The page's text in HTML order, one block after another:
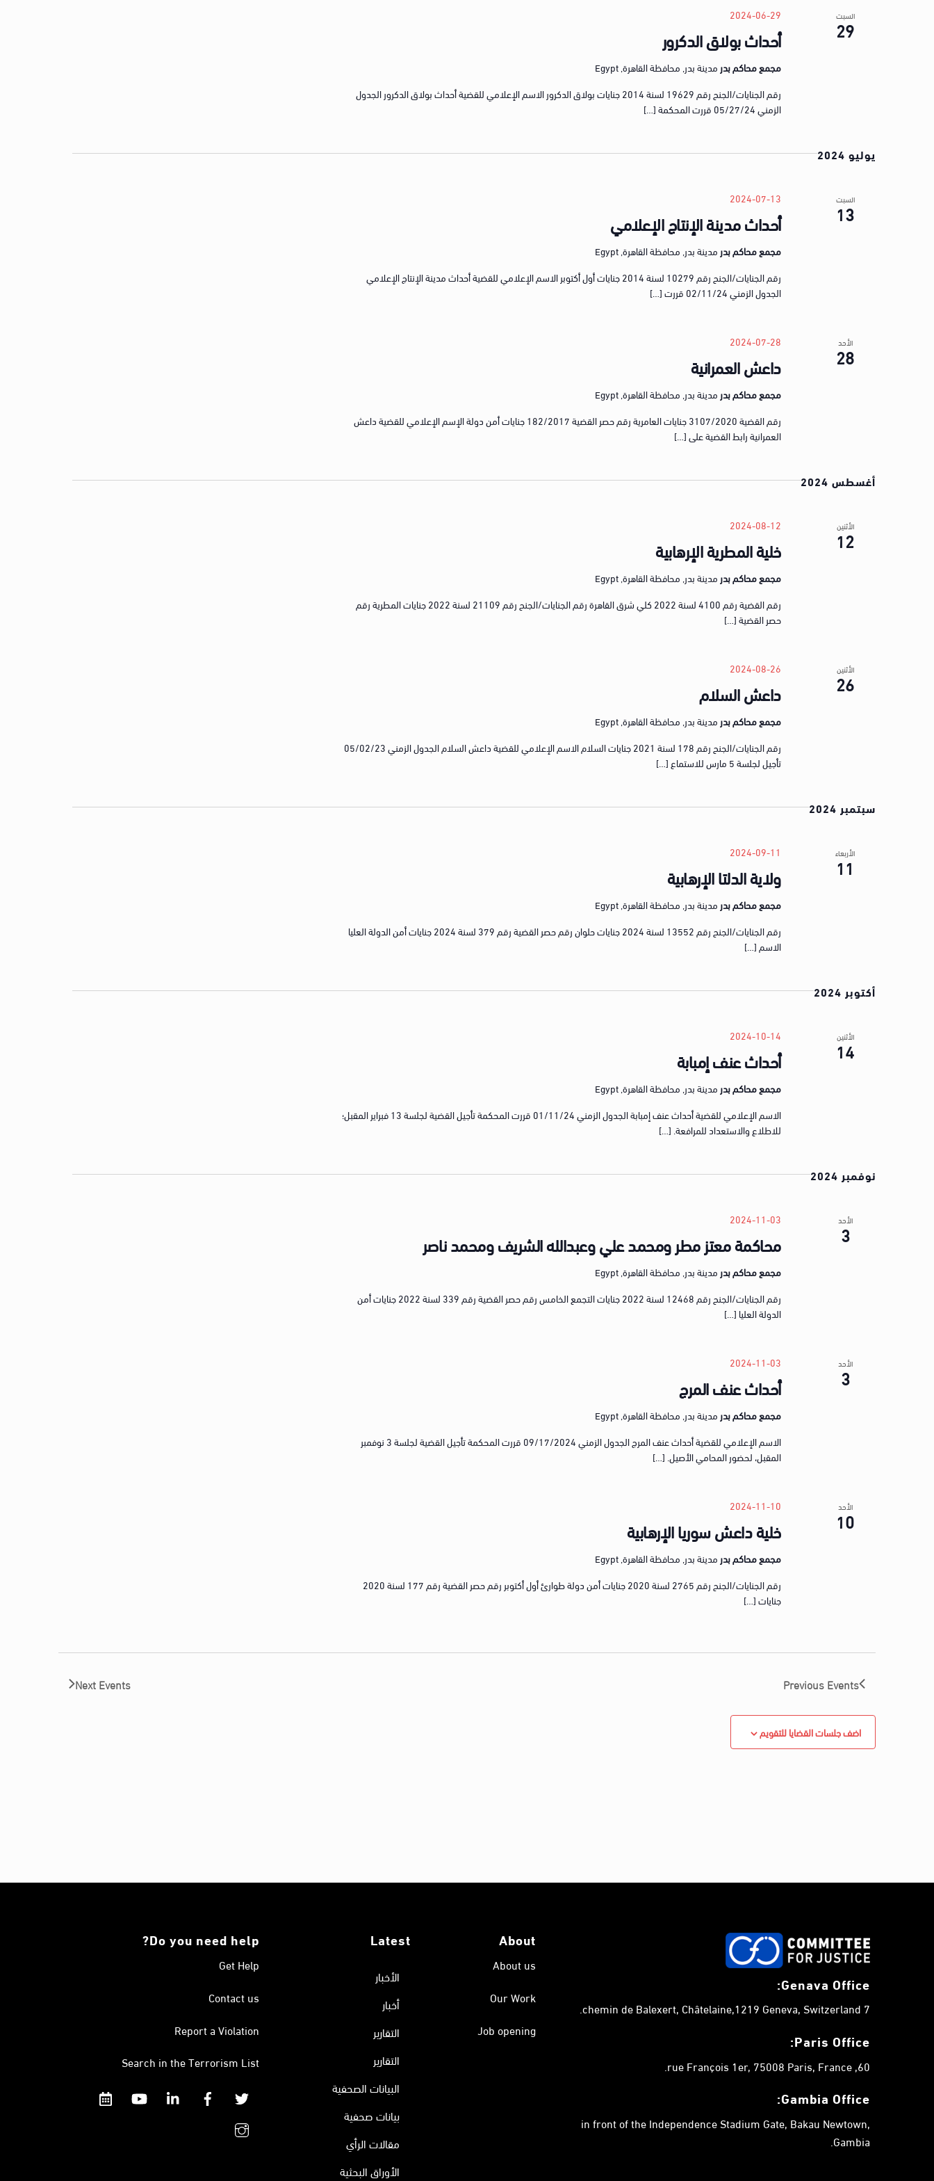
c
r
السبت
29 أحداث بولاق الدكرور
2024-06-29
مجمع محاكم بدر مدينة بدر, محافظة القاهرة, Egypt
رقم الجنايات/الجنح رقم 19629 لسنة 2014 جنايات بولاق الدكرور الاسم الإعلامي للقضية أحداث بولاق الدكرور الجدول
الزمني 05/27/24 قررت المحكمة […]
يوليو 2024
السبت
13 أحداث مدينة الإنتاج الإعلامي
2024-07-13
مجمع محاكم بدر مدينة بدر, محافظة القاهرة, Egypt
رقم الجنايات/الجنح رقم 10279 لسنة 2014 جنايات أول أكتوبر الاسم الإعلامي للقضية أحداث مدينة الإنتاج الإعلامي
الجدول الزمني 02/11/24 قررت […]
الأحد
28 داعش العمرانية
2024-07-28
مجمع محاكم بدر مدينة بدر, محافظة القاهرة, Egypt
رقم القضية 3107/2020 جنايات العامرية رقم حصر القضية 182/2017 جنايات أمن دولة الإسم الإعلامي للقضية داعش
العمرانية رابط القضية على […]
أغسطس 2024
الأثنين
12 خلية المطرية الإرهابية
2024-08-12
مجمع محاكم بدر مدينة بدر, محافظة القاهرة, Egypt
رقم القضية رقم 4100 لسنة 2022 كلي شرق القاهرة رقم الجنايات/الجنح رقم 21109 لسنة 2022 جنايات المطرية رقم
حصر القضية […]
الأثنين
26 داعش السلام
2024-08-26
مجمع محاكم بدر مدينة بدر, محافظة القاهرة, Egypt
رقم الجنايات/الجنح رقم 178 لسنة 2021 جنايات السلام الاسم الإعلامي للقضية داعش السلام الجدول الزمني 05/02/23
تأجيل لجلسة 5 مارس للاستماع […]
سبتمبر 2024
الأربعاء
11 ولاية الدلتا الإرهابية
2024-09-11
مجمع محاكم بدر مدينة بدر, محافظة القاهرة, Egypt
رقم الجنايات/الجنح رقم 13552 لسنة 2024 جنايات حلوان رقم حصر القضية رقم 379 لسنة 2024 جنايات أمن الدولة العليا
الاسم […]
أكتوبر 2024
الأثنين
14 أحداث عنف إمبابة
2024-10-14
مجمع محاكم بدر مدينة بدر, محافظة القاهرة, Egypt
الاسم الإعلامي للقضية أحداث عنف إمبابة الجدول الزمني 01/11/24 قررت المحكمة تأجيل القضية لجلسة 13 فبراير المقبل؛
للاطلاع والاستعداد للمرافعة. […]
نوفمبر 2024
الأحد
3 محاكمة معتز مطر ومحمد علي وعبدالله الشريف ومحمد ناصر
2024-11-03
مجمع محاكم بدر مدينة بدر, محافظة القاهرة, Egypt
رقم الجنايات/الجنح رقم 12468 لسنة 2022 جنايات التجمع الخامس رقم حصر القضية رقم 339 لسنة 2022 جنايات أمن
الدولة العليا […]
الأحد
3 أحداث عنف المرج
2024-11-03
مجمع محاكم بدر مدينة بدر, محافظة القاهرة, Egypt
الاسم الإعلامي للقضية أحداث عنف المرج الجدول الزمني 09/17/2024 قررت المحكمة تأجيل القضية لجلسة 3 نوفمبر
المقبل، لحضور المحامي الأصيل. […]
الأحد
10 خلية داعش سوريا الإرهابية
2024-11-10
مجمع محاكم بدر مدينة بدر, محافظة القاهرة, Egypt
رقم الجنايات/الجنح رقم 2765 لسنة 2020 جنايات أمن دولة طوارئ أول أكتوبر رقم حصر القضية رقم 177 لسنة 2020
جنايات […]
PreviousEvents
NextEvents
اضف جلسات القضايا للتقويم
Genava Office:
7 chemin de Balexert, Châtelaine,1219 Geneva, Switzerland.
Paris Office:
60, rue François 1er, 75008 Paris, France.
Gambia Office:
in front of the Independence Stadium Gate, Bakau Newtown,
Gambia.
About
About us
Our Work
Job opening
Latest
الأخبار
أخبار
التقارير
التقارير
البيانات الصحفية
بيانات صحفية
مقالات الرأي
الأوراق البحثية
Do you need help?
Get Help
Contact us
Report a Violation
Search in the Terrorism List
Twitter
Facebook
Linkedin
YouTube